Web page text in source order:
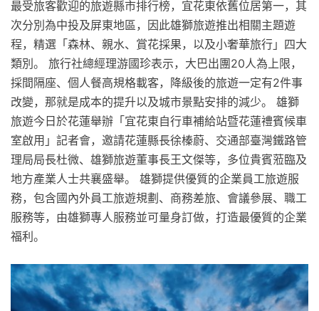
最受旅客歡迎的旅遊縣市排行榜，宜花東依舊位居第一，其
次分別為中投及屏東地區，因此雄獅旅遊推出相關主題遊
程，精選「森林、親水、賞花採果，以及小奢華旅行」四大
類別。 旅行社總經理游國珍表示，大巴出團20人為上限，
採間隔座、個人餐高規格載客，降級後的旅遊一定有2件事
改變，那就是成本的提升以及城市景點安排的減少。 雄獅
旅遊今日於花蓮舉辦「宜花東自行車補給站暨花蓮禮賓候車
室啟用」記者會，邀請花蓮縣長徐榛蔚、交通部臺灣鐵路管
理局局長杜微、雄獅旅遊董事長王文傑等，多位貴賓蒞臨及
地方產業人士共襄盛舉。 雄獅提供優質的企業員工旅遊服
務，包含國內外員工旅遊規劃、商務差旅、會議參展、職工
服務等，由雄獅專人服務並可量身訂做，打造最優質的企業
福利。